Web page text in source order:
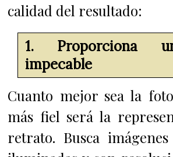
calidad del resultado:
1. Proporciona
impecable
Cuanto mejor sea la
más fiel será la
retrato. Busca